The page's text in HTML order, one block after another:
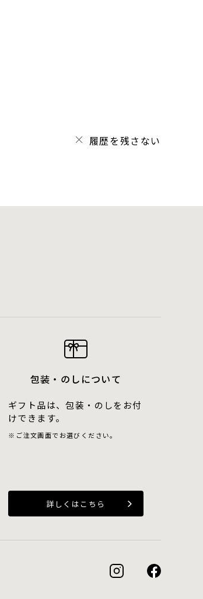
履歴を残さない
包装・のしについて
ギフト品は、包装・のしをお付
けできます。
ご注文画面でお選びください。
詳しくはこちら